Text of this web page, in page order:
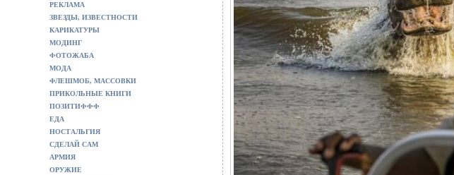
РЕКЛАМА
ЗВЕЗДЫ, ИЗВЕСТНОСТИ
КАРИКАТУРЫ
МОДИНГ
ФОТОЖАБА
МОДА
ФЛЕШМОБ, МАССОВКИ
ПРИКОЛЬНЫЕ КНИГИ
ПОЗИТИФФФ
ЕДА
НОСТАЛЬГИЯ
СДЕЛАЙ САМ
АРМИЯ
ОРУЖИЕ